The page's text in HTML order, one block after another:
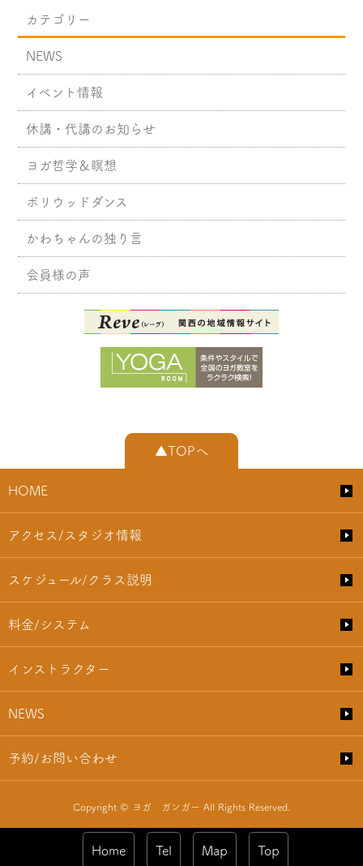
カテゴリー
NEWS
イベント情報
休講・代講のお知らせ
ヨガ哲学＆瞑想
ボリウッドダンス
かわちゃんの独り言
会員様の声
▲TOPへ
HOME
アクセス/スタジオ情報
スケジュール/クラス説明
料金/システム
インストラクター
NEWS
予約/お問い合わせ
Copyright © ヨガ ガンガー All Rights Reserved.
Home Tel Map Top